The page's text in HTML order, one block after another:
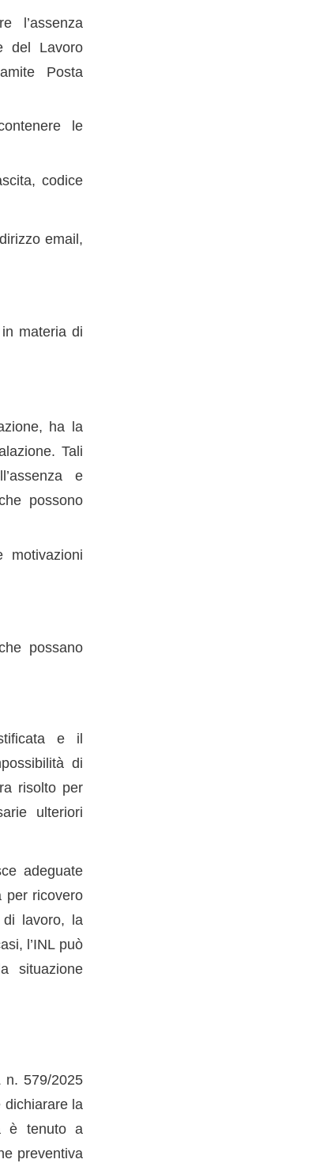
l’assenza
del Lavoro
Posta
le
codice
email,
materia di
ha la
Tali
e
possono
motivazioni
possano
e il
di
risolto per
ulteriori
adeguate
per ricovero
lavoro, la
l’INL può
situazione
n. 579/2025
dichiarare la
è tenuto a
preventiva